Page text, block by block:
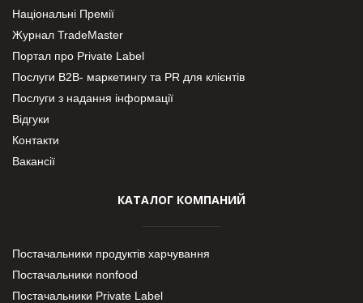
Національні Премії
Журнал TradeMaster
Портал про Private Label
Послуги В2В- маркетингу та PR для клієнтів
Послуги з надання інформації
Відгуки
Контакти
Вакансії
КАТАЛОГ КОМПАНИЙ
Постачальники продуктів харчування
Постачальники nonfood
Постачальники Private Label